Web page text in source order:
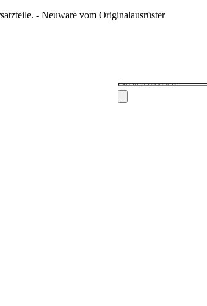
- Neuware vom Originalausrüster